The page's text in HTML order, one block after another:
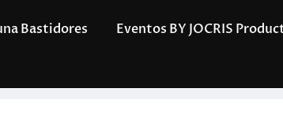
Bastidores Eventos BY JOCRIS